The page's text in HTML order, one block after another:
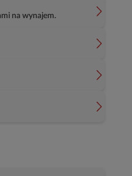
na wynajem.